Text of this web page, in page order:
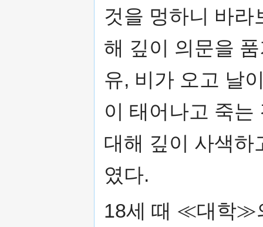
것을 멍하니 바라
해 깊이 의문을
유, 비가 오고 날
이 태어나고 죽는
대해 깊이 사색하
였다.
18세 때 ≪대학≫